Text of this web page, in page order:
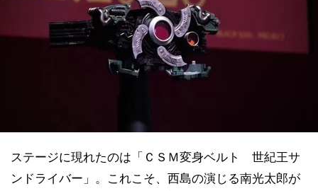
ステージに現れたのは「ＣＳＭ変身ベルト 世紀王サ
ンドライバー」。これこそ、西島の演じる南光太郎が